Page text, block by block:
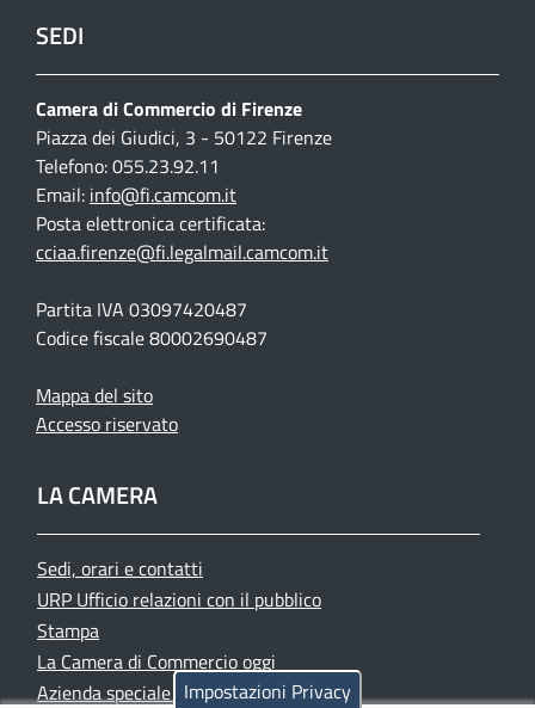
SEDI
Camera di Commercio di Firenze
Piazza dei Giudici, 3 - 50122 Firenze
Telefono: 055.23.92.11
Email: info@fi.camcom.it
Posta elettronica certificata:
cciaa.firenze@fi.legalmail.camcom.it
Partita IVA 03097420487
Codice fiscale 80002690487
Mappa del sito
Accesso riservato
LA CAMERA
Sedi, orari e contatti
URP Ufficio relazioni con il pubblico
Stampa
La Camera di Commercio oggi
Azienda speciale PromoFirenze
Impostazioni Privacy